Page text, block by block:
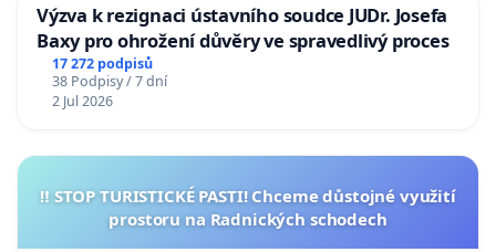
Výzva k rezignaci ústavního soudce JUDr. Josefa
Baxy pro ohrožení důvěry ve spravedlivý proces
17 272 podpisů
38 Podpisy / 7 dní
2 Jul 2026
‼️ STOP TURISTICKÉ PASTI! Chceme důstojné využití
prostoru na Radnických schodech